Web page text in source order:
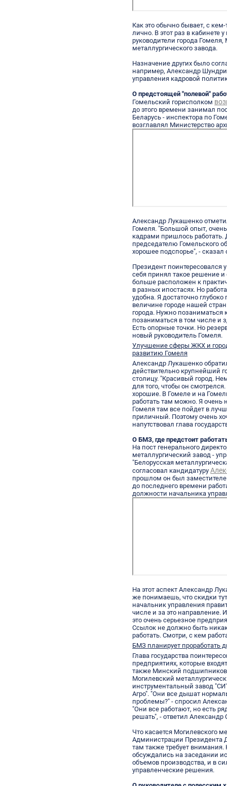
Как это обычно бывает, с
лично. В этот раз в кабинете
руководители города
металлургического завода.
Назначение других было
например, Александр
управления кадровой
О предстоящей "полевой"
Гомельский горисполком
до этого времени занимал
Беларусь - инспектора по
возглавлял Министерство
Александр Лукашенко
Гомеля. "Большой опыт,
кадрами пришлось работать.
председателю Гомельского
хорошее подспорье", - сказал
Президент поинтересовался
себя принял такое решение и
больше расположен к
в разных ипостасях. Но
удобна. Я достаточно
величине городе нашей
города. Нужно
позаниматься в том числе и
Есть опорные точки. Но
новый руководитель Гомеля.
Улучшение сферы ЖКХ и
развитию Гомеля
Александр Лукашенко
действительно крупнейший
столицу. "Красивый город.
для того, чтобы он
хорошие. В Гомеле и на
работать там можно. Я очень
Гомеля там все пойдет в
приличный. Поэтому очень
напутствовал глава
О БМЗ, где предстоит
На пост генерального
металлургический завод -
"Белорусская
согласовал кандидатуру
прошлом он был
до последнего времени
должности начальника
На этот аспект Александр
же понимаешь, что скидки
начальник управления
числе и за это направление.
это очень серьезное
Ссылок не должно быть
работать. Смотри, с кем
БМЗ планирует проработать
Глава государства
предприятиях, которые
также Минский
Могилевский
инструментальный завод
Агро". "Они все дышат
проблемы?" - спросил
"Они все работают, но есть
решать", - ответил Александр
Что касается Могилевского
Администрации Президента
там также требует
обсуждались на заседании
объемов производства, и в
управленческие решения.